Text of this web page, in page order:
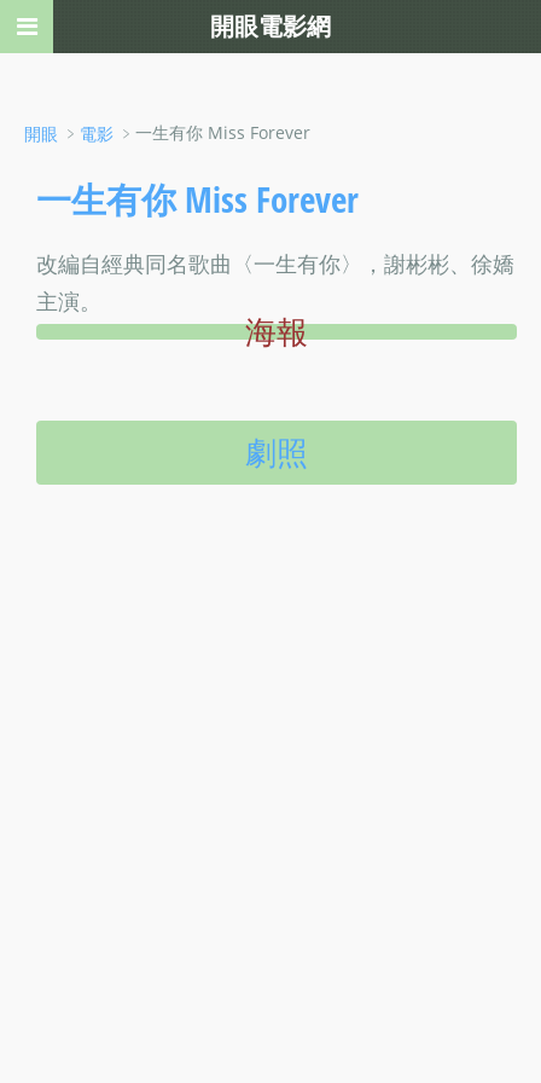
開眼 ﹥ 電影 ﹥一生有你 Miss Forever
一生有你 Miss Forever
改編自經典同名歌曲〈一生有你〉，謝彬彬、徐嬌
主演。
海報
劇照
開眼電影網